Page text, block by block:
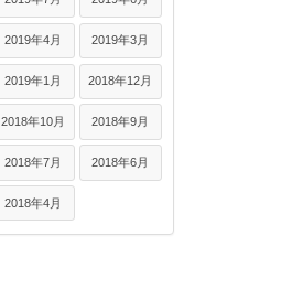
2019年4月 2019年3月
2019年1月 2018年12月
2018年10月 2018年9月
2018年7月 2018年6月
2018年4月